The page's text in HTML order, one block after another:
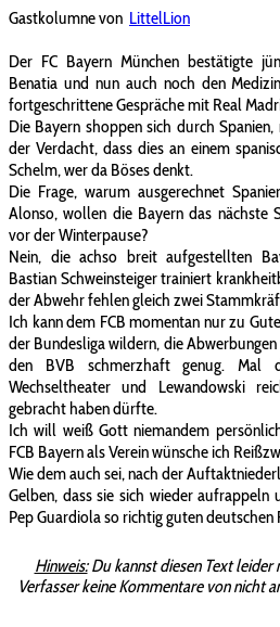
Gastkolumne von LittelLion
Der FC Bayern München bestätigte
Benatia und nun auch noch den
fortgeschrittene Gespräche mit Real
Die Bayern shoppen sich durch
der Verdacht, dass dies an einem
Schelm, wer da Böses denkt.
Die Frage, warum ausgerechnet
Alonso, wollen die Bayern das nächste
vor der Winterpause?
Nein, die achso breit aufgestellten
Bastian Schweinsteiger trainiert
der Abwehr fehlen gleich zwei
Ich kann dem FCB momentan nur zu
der Bundesliga wildern, die
den BVB schmerzhaft genug. Mal
Wechseltheater und Lewandowski
gebracht haben dürfte.
Ich will weiß Gott niemandem
FCB Bayern als Verein wünsche ich
Wie dem auch sei, nach der
Gelben, dass sie sich wieder aufrappeln
Pep Guardiola so richtig guten deutschen
Hinweis:Du kannst diesen Text leider
Verfasser keine Kommentare von nicht